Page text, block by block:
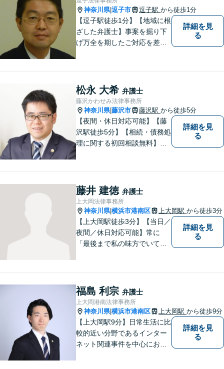
神奈川県|逗子市 逗子駅 から徒歩1分
【逗子駅徒歩1分】【地域に根
ざした弁護士】事案を掘り下
げ万全を期したご対応を差し
ど、幅広く対応可能。【明確
な料金体系】１件１件ていね
いに対応させて頂きます。ご
連絡ください。
詳細を見
る
松永 大希 弁護士
藤沢かわせみ法律事務所
神奈川県|藤沢市 藤沢駅 から徒歩5分
【夜間・休日対応可能】【藤
沢駅徒歩5分】【相続・債務処
理に関する初回相談無料】お
詳細を見
る
藤井 建徳 弁護士
上大岡法律事務所
神奈川県|横浜市港南区 上大岡駅 から徒歩3分
【上大岡駅徒歩3分】【当日／
夜間／休日対応可能】常に
「最後まで私の味方でいてく
の法律事務所として皆様のお
力になれればと考えておりま
す。
詳細を見
る
福島 利宗 弁護士
上大岡港南法律事務所
神奈川県|横浜市港南区 上大岡駅 から徒歩9分
【上大岡駅9分】日常生活に比
較的近い分野であるインター
ネット関連事件を中心にお取
詳細を見
る